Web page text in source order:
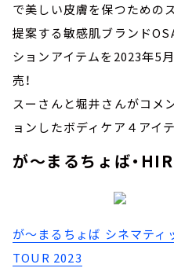
で美しい⽪膚を保つための
提案する敏感肌ブランド
ションアイテムを2023年5
売！
スーさんと堀井さんがコメ
ョンしたボディケア４アイ
が～まるちょば・
が～まるちょば シネマティ
TOUR 2023